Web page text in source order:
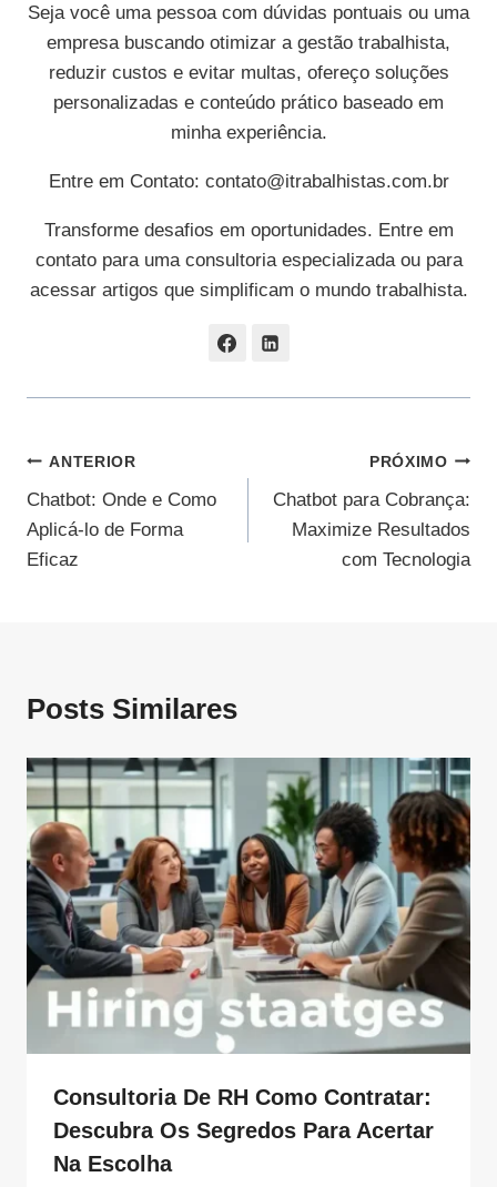
Seja você uma pessoa com dúvidas pontuais ou uma
empresa buscando otimizar a gestão trabalhista,
reduzir custos e evitar multas, ofereço soluções
personalizadas e conteúdo prático baseado em
minha experiência.
Entre em Contato: contato@itrabalhistas.com.br
Transforme desafios em oportunidades. Entre em
contato para uma consultoria especializada ou para
acessar artigos que simplificam o mundo trabalhista.
Navegação
De
Post
ANTERIOR
Chatbot: Onde e Como
Aplicá-lo de Forma
Eficaz
PRÓXIMO
Chatbot para Cobrança:
Maximize Resultados
com Tecnologia
Posts Similares
Consultoria De RH Como Contratar:
Descubra Os Segredos Para Acertar
Na Escolha